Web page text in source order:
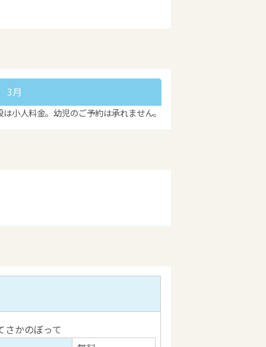
3月
小人料金。幼児のご予約は承れません。
さかのぼって